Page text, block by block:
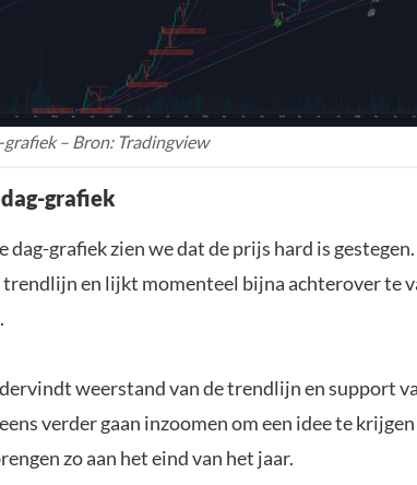
grafiek – Bron: Tradingview
grafiek
dag-grafiek zien we dat de prijs hard is
en lijkt momenteel bijna achterover te
weerstand van de trendlijn en support
verder gaan inzoomen om een idee te
zo aan het eind van het jaar.